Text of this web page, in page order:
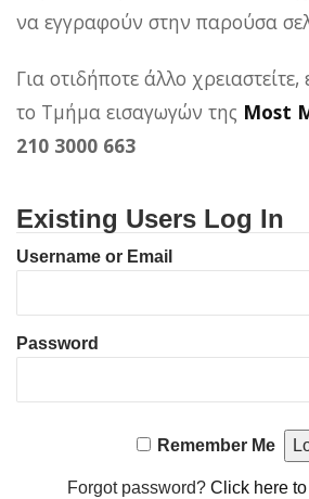
να εγγραφούν στην παρούσα
Για οτιδήποτε άλλο
το Τμήμα εισαγωγών της Most
210 3000 663
Existing Users Log In
Username or Email
Password
Remember Me
Forgot password?Click here